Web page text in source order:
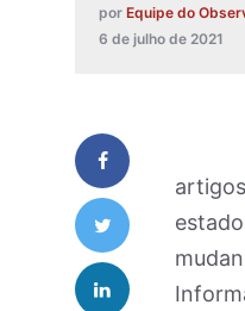
por Equipe do
6 de julho de 2021